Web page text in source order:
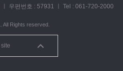
우편번호 : 57931 Tel : 061-720-2000
All Rights reserved.